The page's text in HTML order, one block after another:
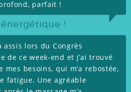
parfait !
!
assis lors du Congrès
de ce week-end et j’ai trouvé
mes besoins, qui m’a rebostée,
fatigue. Une agréable